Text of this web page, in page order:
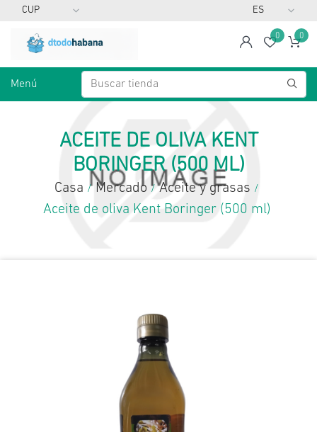
spanLista
0 0
Menú
ACEITE DE OLIVA KENT
BORINGER (500 ML)
Casa / Mercado / Aceite y grasas /
Aceite de oliva Kent Boringer (500 ml)